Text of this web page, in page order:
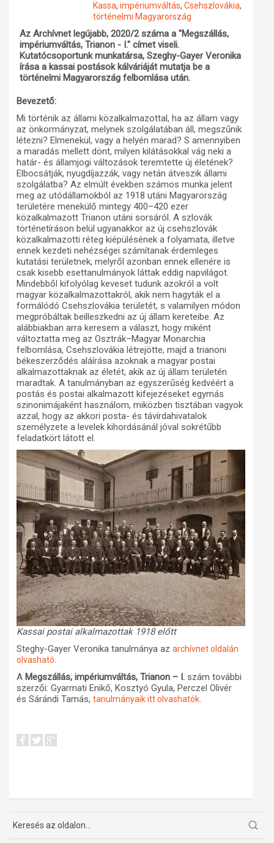
Műhelymunkák
Kassa, impériumváltás, Csehszlovákia,
történelmi Magyarország
Az Archívnet legújabb, 2020/2 száma a "Megszállás,
impériumváltás, Trianon - I." címet viseli.
Kutatócsoportunk munkatársa, Szeghy-Gayer Veronika
írása a kassai postások kálváriáját mutatja be a
történelmi Magyarország felbomlása után.
Bevezető:
Mi történik az állami közalkalmazottal, ha az állam vagy
az önkormányzat, melynek szolgálatában áll, megszűnik
létezni? Elmenekül, vagy a helyén marad? S amennyiben
a maradás mellett dönt, milyen kilátásokkal vág neki a
határ- és államjogi változások teremtette új életének?
Elbocsátják, nyugdíjazzák, vagy netán átveszik állami
szolgálatba? Az elmúlt években számos munka jelent
meg az utódállamokból az 1918 utáni Magyarország
területére menekülő mintegy 400–420 ezer
közalkalmazott Trianon utáni sorsáról. A szlovák
történetíráson belül ugyanakkor az új csehszlovák
közalkalmazotti réteg kiépülésének a folyamata, illetve
ennek kezdeti nehézségei számítanak érdemleges
kutatási területnek, melyről azonban ennek ellenére is
csak kisebb esettanulmányok láttak eddig napvilágot.
Mindebből kifolyólag keveset tudunk azokról a volt
magyar közalkalmazottakról, akik nem hagyták el a
formálódó Csehszlovákia területét, s valamilyen módon
megpróbáltak beilleszkedni az új állam kereteibe. Az
alábbiakban arra keresem a választ, hogy miként
változtatta meg az Osztrák–Magyar Monarchia
felbomlása, Csehszlovákia létrejötte, majd a trianoni
békeszerződés aláírása azoknak a magyar postai
alkalmazottaknak az életét, akik az új állam területén
maradtak. A tanulmányban az egyszerűség kedvéért a
postás és postai alkalmazott kifejezéseket egymás
szinonimájaként használom, miközben tisztában vagyok
azzal, hogy az akkori posta- és távírdahivatalok
személyzete a levelek kihordásánál jóval sokrétűbb
feladatkört látott el.
Kassai postai alkalmazottak 1918 előtt
Steghy-Gayer Veronika tanulmánya az archívnet oldalán
olvasható.
A Megszállás, impériumváltás, Trianon – I. szám további
szerzői: Gyarmati Enikő, Kosztyó Gyula, Perczel Olivér
és Sárándi Tamás, tanulmányaik itt olvashatók.